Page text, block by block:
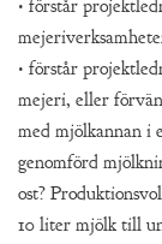
• förstår
• förstår
mejeri, eller
med mjölkannan i
genomförd
ost?
10 liter mjölk till